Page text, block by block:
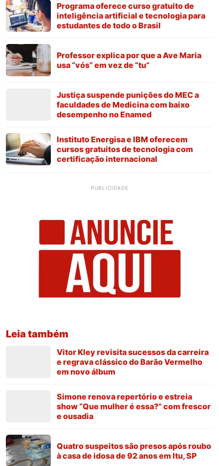
Programa oferece curso gratuito de
inteligência artificial e tecnologia para
estudantes de todo o Brasil
Professor explica por que a Ave Maria
usa “vós” em vez de “tu”
Justiça suspende punições do MEC a
faculdades de Medicina com baixo
desempenho no Enamed
Instituto Energisa e IBM oferecem
cursos gratuitos de tecnologia com
certificação internacional
PUBLICIDADE
Leia também
Vitor Kley revisita sucessos da carreira
e regrava clássico do Barão Vermelho
em novo álbum
Simone renova repertório e estreia
show “Que mulher é essa?” com frescor
e ousadia
Quatro suspeitos são presos após roubo
à casa de idosa de 92 anos em Itu, SP